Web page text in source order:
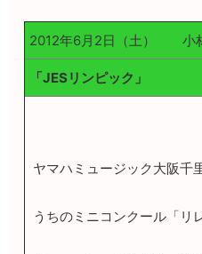
2012年6月2日（土） 小
「JESリンピック」
ヤマハミュージック大阪千
うちのミニコンクール「リ